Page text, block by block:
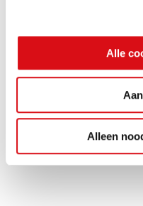
Alle
Alleen